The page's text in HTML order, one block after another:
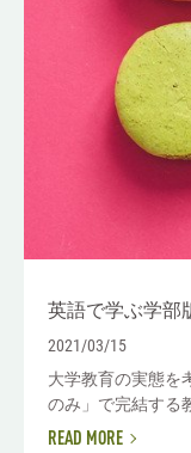
英語で学ぶ学部
2021/03/15
大学教育の実態を
のみ」で完結する
READ MORE